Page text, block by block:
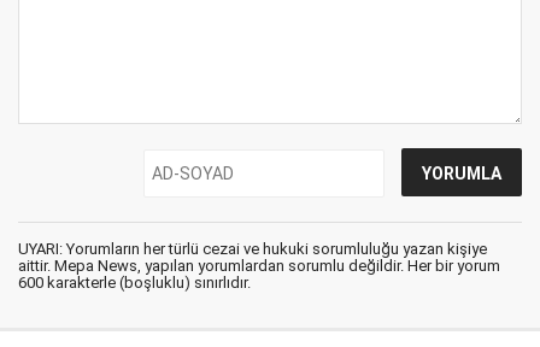
UYARI: Yorumların her türlü cezai ve hukuki sorumluluğu yazan kişiye
aittir. Mepa News, yapılan yorumlardan sorumlu değildir. Her bir yorum
600 karakterle (boşluklu) sınırlıdır.